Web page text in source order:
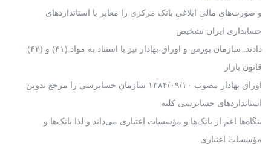
و صورت‌های مالی ابلاغی بانک مرکزی را مغایر با استانداردهای
حسابداری ایران تشخیص
دادند. سازمان بورس و اوراق بهادار نیز با استناد به مواد (۴۱) و (۴۲)
قانون بازار
اوراق بهادار مصوب ۱۳۸۴/۰۹/۱۰ سازمان حسابرسی را مرجع تدوین
استانداردهای حسابرسی کلیه
بنگاه‌ها اعم از بانک‌ها و مؤسسات اعتباری می‌داند و لذا بانک‌ها و
مؤسسات اعتباری